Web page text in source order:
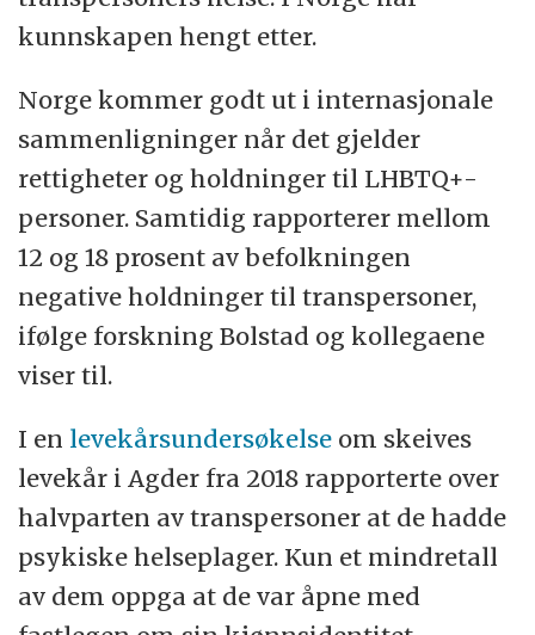
kunnskapen hengt etter.
Norge kommer godt ut i internasjonale
sammenligninger når det gjelder
rettigheter og holdninger til LHBTQ+-
personer. Samtidig rapporterer mellom
12 og 18 prosent av befolkningen
negative holdninger til transpersoner,
ifølge forskning Bolstad og kollegaene
viser til.
I en levekårsundersøkelse om skeives
levekår i Agder fra 2018 rapporterte over
halvparten av transpersoner at de hadde
psykiske helseplager. Kun et mindretall
av dem oppga at de var åpne med